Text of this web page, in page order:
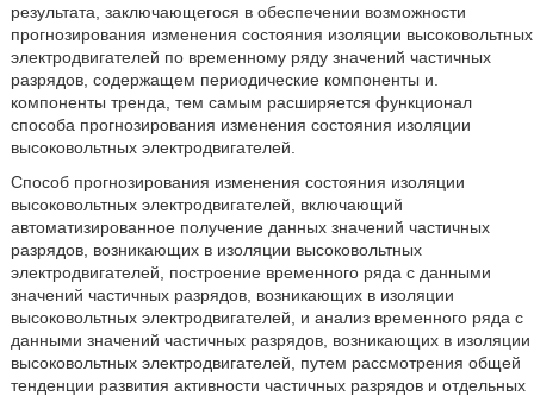
результата, заключающегося в обеспечении возможности
прогнозирования изменения состояния изоляции высоковольтных
электродвигателей по временному ряду значений частичных
разрядов, содержащем периодические компоненты и.
компоненты тренда, тем самым расширяется функционал
способа прогнозирования изменения состояния изоляции
высоковольтных электродвигателей.
Способ прогнозирования изменения состояния изоляции
высоковольтных электродвигателей, включающий
автоматизированное получение данных значений частичных
разрядов, возникающих в изоляции высоковольтных
электродвигателей, построение временного ряда с данными
значений частичных разрядов, возникающих в изоляции
высоковольтных электродвигателей, и анализ временного ряда с
данными значений частичных разрядов, возникающих в изоляции
высоковольтных электродвигателей, путем рассмотрения общей
тенденции развития активности частичных разрядов и отдельных